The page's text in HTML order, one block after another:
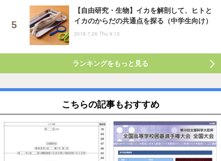
【自由研究・生物】イカを解剖して、ヒトと
イカのからだの共通点を探る（中学生向け）
2018.7.26 Thu 9:15
ランキングをもっと見る
こちらの記事もおすすめ